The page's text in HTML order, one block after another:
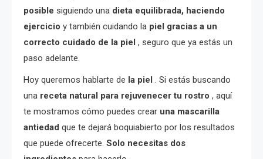
posible siguiendo una dieta equilibrada, haciendo
ejercicio y también cuidando la piel gracias a un
correcto cuidado de la piel , seguro que ya estás un
paso adelante.
Hoy queremos hablarte de la piel . Si estás buscando
una receta natural para rejuvenecer tu rostro , aquí
te mostramos cómo puedes crear una mascarilla
antiedad que te dejará boquiabierto por los resultados
que puede ofrecerte. Solo necesitas dos